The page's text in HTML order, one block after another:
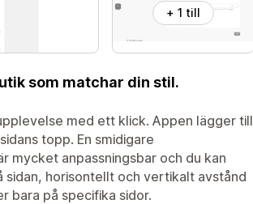
+ 1 till
som matchar din stil.
med ett klick. Appen lägger till
topp. En smidigare
mycket anpassningsbar och du kan
horisontellt och vertikalt avstånd
bara på specifika sidor.